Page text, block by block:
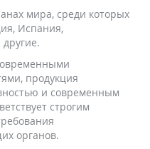
мира, среди которых
Испания,
продукция
и современным
строгим
органов.